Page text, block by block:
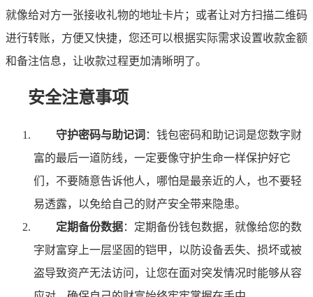
就像给对方一张接收礼物的地址卡片；或者让对方扫描二维码
进行转账，方便又快捷，您还可以根据实际需求设置收款金额
和备注信息，让收款过程更加清晰明了。
安全注意事项
守护密码与助记词 ：钱包密码和助记词是您数字财
富的最后一道防线，一定要像守护生命一样保护好它
们，不要随意告诉他人，哪怕是最亲近的人，也不要轻
易透露，以免给自己的财产安全带来隐患。
定期备份数据：定期备份钱包数据，就像给您的数
字财富穿上一层坚固的铠甲，以防设备丢失、损坏或被
盗导致资产无法访问，让您在面对突发情况时能够从容